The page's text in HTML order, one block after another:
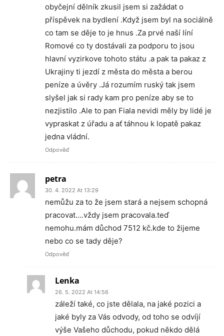
obyčejní dělník zkusil jsem si zažádat o
příspěvek na bydlení .Když jsem byl na sociálně
co tam se děje to je hnus .Za prvé naší líní
Romové co ty dostávali za podporu to jsou
hlavní vyzirkove tohoto státu .a pak ta pakaz z
Ukrajiny ti jezdí z města do města a berou
peníze a úvěry .Já rozumím ruský tak jsem
slyšel jak si rady kam pro peníze aby se to
nezjistilo .Ale to pan Fiala nevidi měly by lidé je
vypraskat z úřadu a ať táhnou k lopatě pakaz
jedna vládní.
Odpověď
petra
30. 4. 2022 At 13:29
nemůžu za to že jsem stará a nejsem schopná
pracovat….vždy jsem pracovala.teď
nemohu.mám důchod 7512 kč.kde to žijeme
nebo co se tady děje?
Odpověď
Lenka
26. 5. 2022 At 14:56
záleží také, co jste dělala, na jaké pozici a
jaké byly za Vás odvody, od toho se odvíjí
výše Vašeho důchodu, pokud někdo dělá